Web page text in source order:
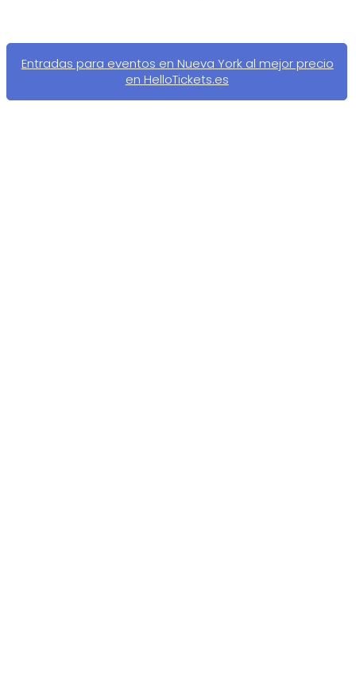
Entradas para eventos en Nueva York al mejor precio
en HelloTickets.es